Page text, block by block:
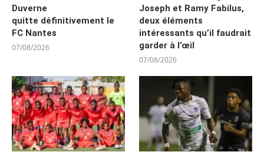
Duverne
quitte définitivement le
FC Nantes
07/08/2026
Joseph et Ramy Fabilus,
deux éléments
intéressants qu’il faudrait
garder à l’œil
07/08/2026